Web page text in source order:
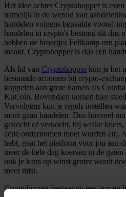
Het idee achter Cryptohopper is
namelijk in de wereld van
handelen volgens bepaalde vooraf
handelen in crypto's bestond dit dus
hebben de broertjes Feltkamp een
maakt. Cryptohopper is dus een
Als lid van Cryptohopper kun je het
bestaande accounts bij crypto-
koppelen aan grote namen als
KuCoin. Bovendien komen hier
Vervolgens kun je regels instellen
moet gaan handelen. Dus hoeveel
gekocht of verkocht, bij welke
actie ondernomen moet worden etc.
hebt, gaat het platform voor jou aan
meer de hele dag koersen in de
ook je kans op winst groter wordt
meer mist.
Cryptohopper bestaat nu een jaar en